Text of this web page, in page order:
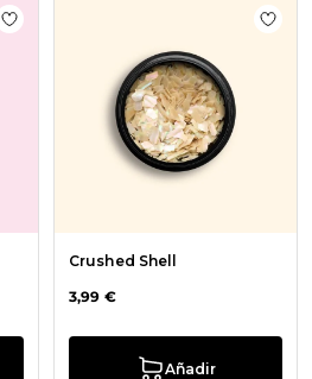
Añadir a la lista de deseos Pearly
Crushed Shell
3,99 €
Añadir